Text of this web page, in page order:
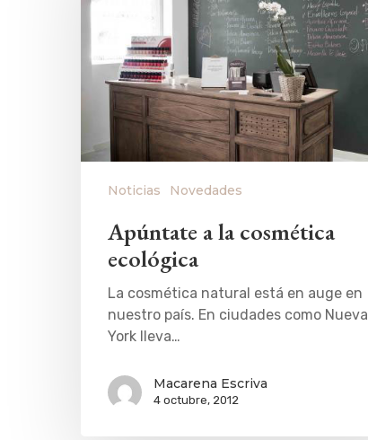
Noticias Novedades
Apúntate a la cosmética
ecológica
La cosmética natural está en auge en
nuestro país. En ciudades como Nueva
York lleva…
Macarena Escriva
4 octubre, 2012